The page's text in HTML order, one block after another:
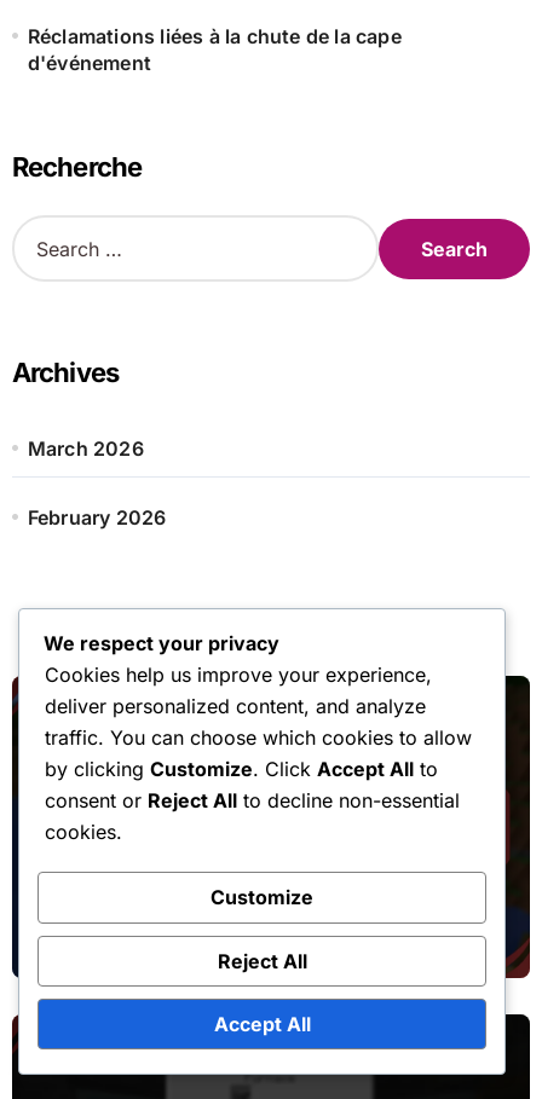
Réclamations liées à la chute de la cape
d'événement
Recherche
S
e
h
f
r
Archives
March 2026
February 2026
You Missed
Réclamations liées à la chute de la cape d'événement
Minecraft Cape Drop : Politiques de
remboursement, Processus de retour,
We respect your privacy
Cookies help us improve your experience,
deliver personalized content, and analyze
traffic. You can choose which cookies to allow
by clicking Customize. Click Accept All to
consent or Reject All to decline non-essential
cookies.
Customize
Reject All
Accept All